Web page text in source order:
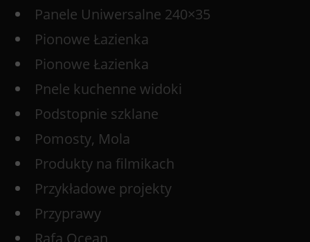
Panele Uniwersalne 240×35
Pionowe Łazienka
Pionowe Łazienka
Pnele kuchenne widoki
Podstopnie szklane
Pomosty, Mola
Produkty na filmikach
Przykładowe projekty
Przyprawy
Rafa Ocean